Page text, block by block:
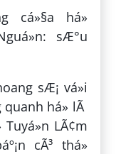
cá»§a há»
sÆ°u
sÆ¡ vá»i
há» lÃ
Tuyá»n LÃ¢m
cÃ³ thá»